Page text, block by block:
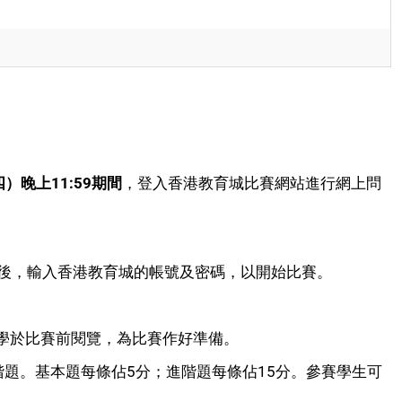
晚上11:59期間 ，登入香港教育城比賽網站進行網上問
輸入香港教育城的帳號及密碼，以開始比賽。
於比賽前閱覽，為比賽作好準備。
。基本題每條佔5分；進階題每條佔15分。參賽學生可